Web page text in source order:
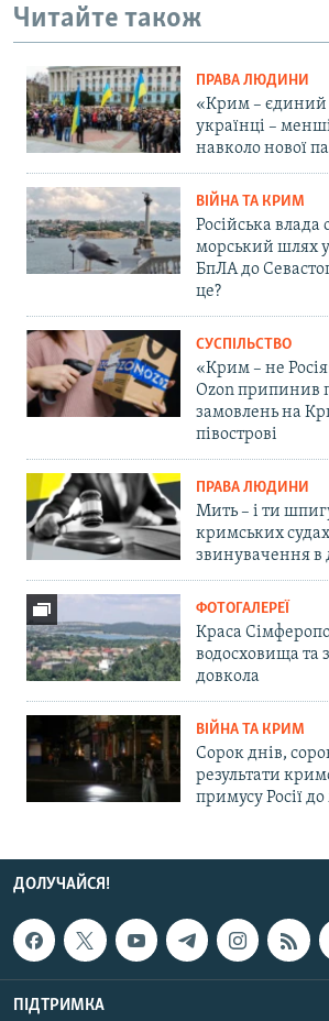
Читайте також
ПРАВА ЛЮДИНИ
«Крим – єдиний
українці –
навколо нової
ВІЙНА ТА КРИМ
Російська влада
морський шлях
БпЛА до
це?
СУСПІЛЬСТВО
«Крим – не
Ozon припинив
замовлень на
півострові
ПРАВА ЛЮДИНИ
Мить – і ти
кримських
звинувачення в
ФОТОГАЛЕРЕЇ
Краса
водосховища та
довкола
ВІЙНА ТА КРИМ
Сорок днів,
результати
примусу Росії
ДОЛУЧАЙСЯ!
ПІДТРИМКА